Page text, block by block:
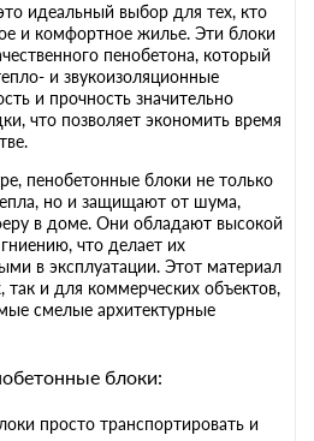
идеальный выбор для тех, кто
и комфортное жилье. Эти блоки
пенобетона, который
и звукоизоляционные
и прочность значительно
что позволяет экономить время
пенобетонные блоки не только
но и защищают от шума,
в доме. Они обладают высокой
что делает их
в эксплуатации. Этот материал
и для коммерческих объектов,
смелые архитектурные
блоки:
просто транспортировать и